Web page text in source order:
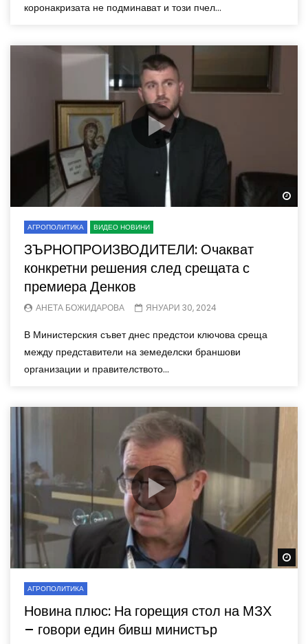
коронакризата не подминават и този пчел...
АГРОПОЛИТИКА ВИДЕО НОВИНИ
ЗЪРНОПРОИЗВОДИТЕЛИ: Очакват
конкретни решения след срещата с
премиера Денков
АНЕТА БОЖИДАРОВА ЯНУАРИ 30, 2024
В Министерския съвет днес предстои ключова среща
между представители на земеделски браншови
организации и правителството...
АГРОПОЛИТИКА
Новина плюс: На горещия стол на МЗХ
– говори един бивш министър